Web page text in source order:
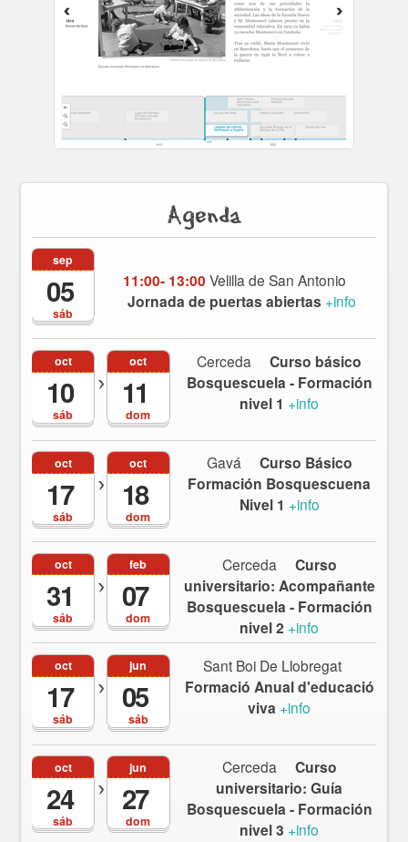
Agenda
sáb
sep
05 11:00- 13:00 Velilla de San Antonio
Jornada de puertas abiertas +info
sáb
oct
10
dom
oct
11
Cerceda
Curso básico
Bosquescuela - Formación
nivel 1 +info
sáb
oct
17
dom
oct
18
Gavá
Curso Básico
Formación Bosquescuena
Nivel 1 +info
sáb
oct
31
dom
feb
07
Cerceda
Curso
universitario: Acompañante
Bosquescuela - Formación
nivel 2 +info
sáb
oct
17
sáb
jun
05
Sant Boi De Llobregat
Formació Anual d'educació
viva +info
sáb
oct
24
dom
jun
27
Cerceda
Curso
universitario: Guía
Bosquescuela - Formación
nivel 3 +info